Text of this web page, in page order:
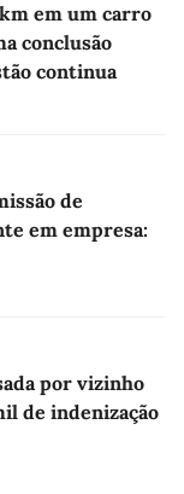
em um carro
conclusão
continua
de
em empresa:
por vizinho
de indenização